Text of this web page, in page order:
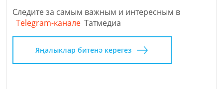
Следите за самым важным и интересным в
Telegram-канале Татмедиа
Яңалыклар битенә керегез